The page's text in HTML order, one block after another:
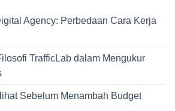
Agency: Perbedaan Cara Kerja
TrafficLab dalam Mengukur
Sebelum Menambah Budget